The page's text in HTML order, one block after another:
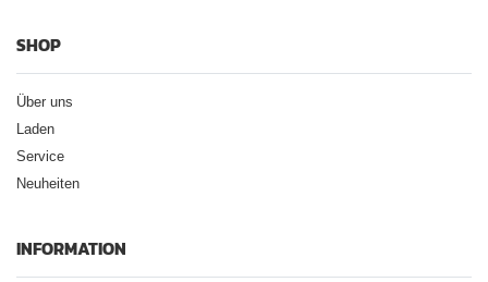
SHOP
Über uns
Laden
Service
Neuheiten
INFORMATION